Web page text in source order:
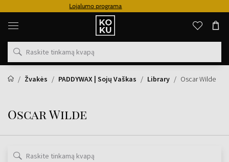
Lojalumo programa
Originalūs
kvepalai
laikrodžiai
vienoje
Žvakės PADDYWAX | Sojų Vaškas Library Oscar Wilde
Oscar Wilde